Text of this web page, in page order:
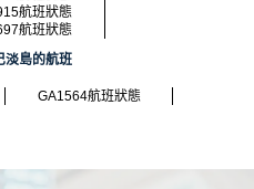
航班狀態
航班狀態
淡島的航班
GA1564航班狀態